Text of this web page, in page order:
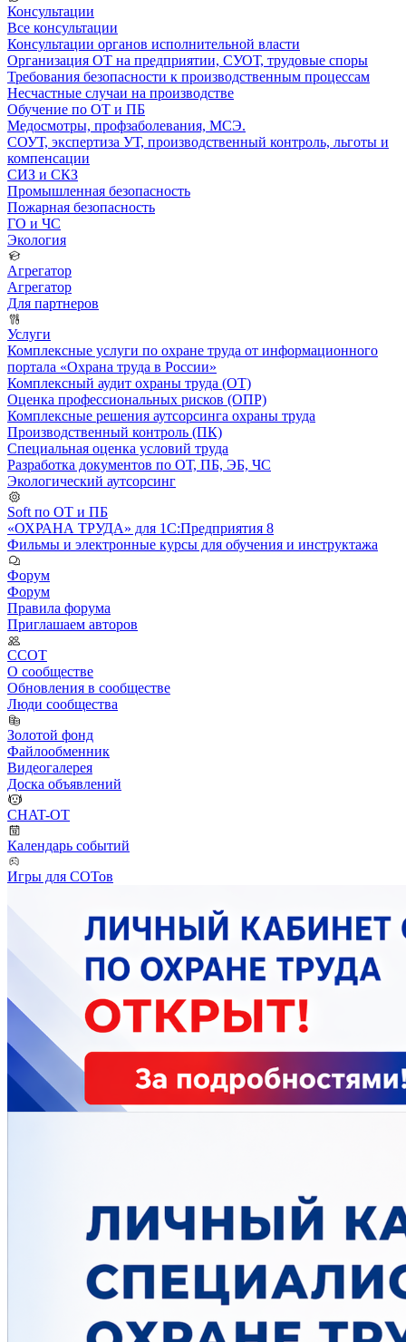
Консультации
Все консультации
Консультации органов исполнительной власти
Организация ОТ на предприятии, СУОТ, трудовые споры
Требования безопасности к производственным процессам
Несчастные случаи на производстве
Обучение по ОТ и ПБ
Медосмотры, профзаболевания, МСЭ.
СОУТ, экспертиза УТ, производственный контроль, льготы и
компенсации
СИЗ и СКЗ
Промышленная безопасность
Пожарная безопасность
ГО и ЧС
Экология
Агрегатор
Агрегатор
Для партнеров
Услуги
Комплексные услуги по охране труда от информационного
портала «Охрана труда в России»
Комплексный аудит охраны труда (ОТ)
Оценка профессиональных рисков (ОПР)
Комплексные решения аутсорсинга охраны труда
Производственный контроль (ПК)
Специальная оценка условий труда
Разработка документов по ОТ, ПБ, ЭБ, ЧС
Экологический аутсорсинг
Soft по ОТ и ПБ
«ОХРАНА ТРУДА» для 1С:Предприятия 8
Фильмы и электронные курсы для обучения и инструктажа
Форум
Форум
Правила форума
Приглашаем авторов
ССОТ
О сообществе
Обновления в сообществе
Люди сообщества
Золотой фонд
Файлообменник
Видеогалерея
Доска объявлений
CHAT-OT
Календарь событий
Игры для СОТов